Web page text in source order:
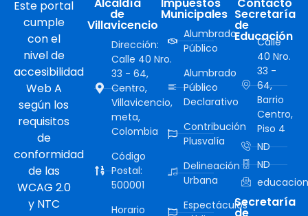
Este portal
cumple
con el
nivel de
accesibilidad
Web A
según los
requisitos
de
conformidad
de las
WCAG 2.0
y NTC
de
Villavicencio
Dirección:
Calle 40 Nro.
33 - 64,
Centro,
Villavicencio,
meta,
Colombia
Código
Postal:
500001
Horario
Municipales
Alumbrado
Público
Alumbrado
Público
Declarativo
Contribución
Plusvalía
Delineación
Urbana
Espectáculos
Secretaría
de
Educación
Calle
40 Nro.
33 -
64,
Barrio
Centro,
Piso 4
ND
ND
Secretaría
de